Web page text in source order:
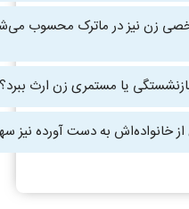
زن نیز در ماترک محسوب
یا مستمری زن ارث ببرد؟
از خانواده‌اش به دست آورده نیز